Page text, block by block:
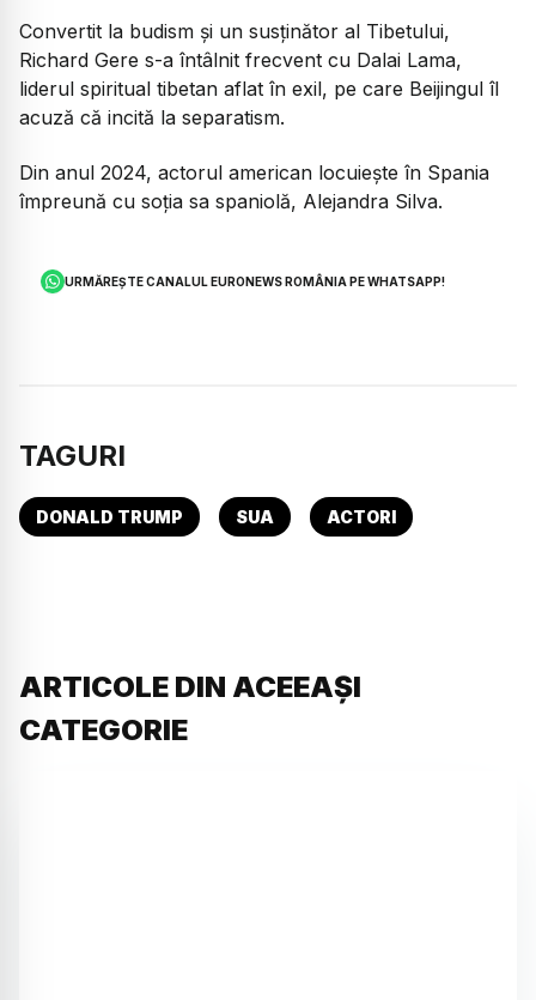
Convertit la budism și un susținător al Tibetului,
Richard Gere s-a întâlnit frecvent cu Dalai Lama,
liderul spiritual tibetan aflat în exil, pe care Beijingul îl
acuză că incită la separatism.
Din anul 2024, actorul american locuieşte în Spania
împreună cu soţia sa spaniolă, Alejandra Silva.
URMĂREȘTE CANALUL EURONEWS ROMÂNIA PE WHATSAPP!
TAGURI
DONALD TRUMP SUA ACTORI
ARTICOLE DIN ACEEAȘI
CATEGORIE